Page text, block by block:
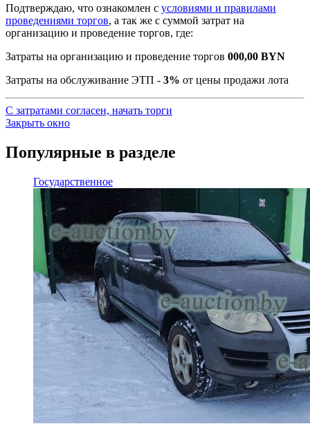
Подтверждаю, что ознакомлен с условиями и правилами
проведениями торгов, а так же с суммой затрат на
организацию и проведение торгов, где:
Затраты на организацию и проведение торгов 000,00 BYN
Затраты на обслуживание ЭТП - 3% от цены продажи лота
С затратами согласен, начать торги
Закрыть окно
Популярные в разделе
Государственное